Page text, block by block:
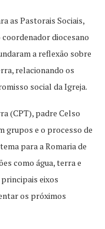
as Pastorais Sociais,
diocesano
a reflexão sobre
relacionando os
social da Igreja.
(CPT), padre Celso
grupos e o processo de
para a Romaria de
como água, terra e
eixos
os próximos